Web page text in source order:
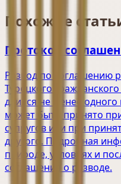
Похожие
Протокол
Развод по соглашению
Турецкого
длился не менее
может быть принято
супругов или при
другого. Подробная
природе, условиях и
соглашения о разводе.